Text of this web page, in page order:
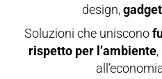
design,gadget
Soluzioni che uniscono
rispetto per l’ambiente